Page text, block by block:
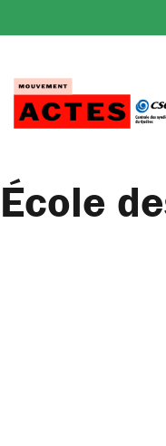
au
École